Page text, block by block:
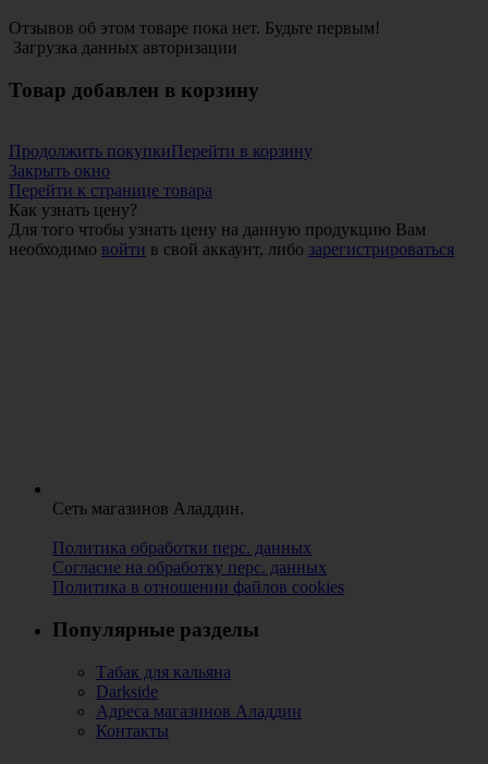
Отзывов об этом товаре пока нет. Будьте первым!
Загрузка данных авторизации
Товар добавлен в корзину
Продолжить покупкиПерейти в корзину
Закрыть окно
Перейти к странице товара
Как узнать цену?
Для того чтобы узнать цену на данную продукцию Вам
необходимо войти в свой аккаунт, либо зарегистрироваться
Сеть магазинов Аладдин.
Политика обработки перс. данных
Согласие на обработку перс. данных
Политика в отношении файлов cookies
Популярные разделы
Табак для кальяна
Darkside
Адреса магазинов Аладдин
Контакты